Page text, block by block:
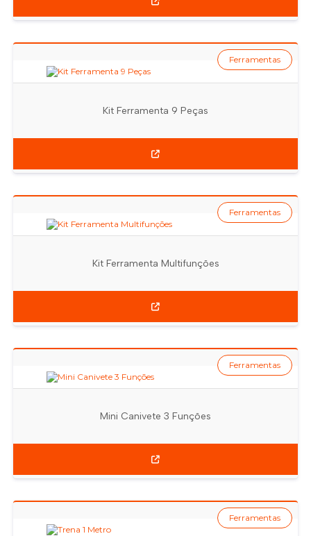
Kit Ferramenta 9 Peças
Ferramentas
Kit Ferramenta Multifunções
Ferramentas
Mini Canivete 3 Funções
Ferramentas
Ferramentas